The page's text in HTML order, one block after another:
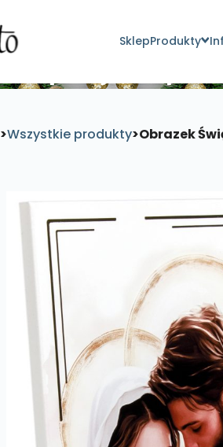
SklepProdukty
>Wszystkie produkty>Obrazek